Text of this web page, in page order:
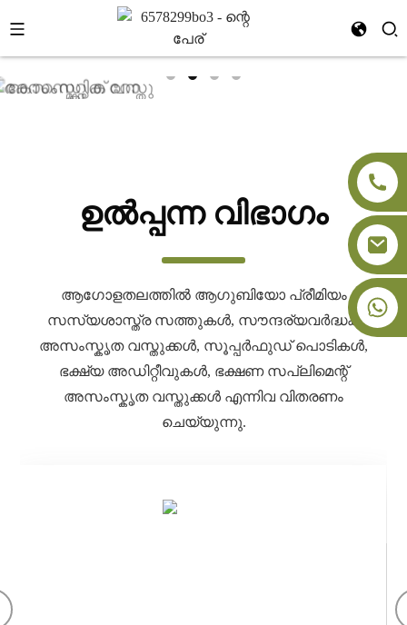
+86-18091843361
ഉൽപ്പന്ന വിഭാഗം
ആഗോളതലത്തിൽ ആഗുബിയോ പ്രീമിയം
സസ്യശാസ്ത്ര സത്തുകൾ, സൗന്ദര്യവർദ്ധക
അസംസ്കൃത വസ്തുക്കൾ, സൂപ്പർഫുഡ് പൊടികൾ,
ഭക്ഷ്യ അഡിറ്റീവുകൾ, ഭക്ഷണ സപ്ലിമെന്റ്
അസംസ്കൃത വസ്തുക്കൾ എന്നിവ വിതരണം
ചെയ്യുന്നു.